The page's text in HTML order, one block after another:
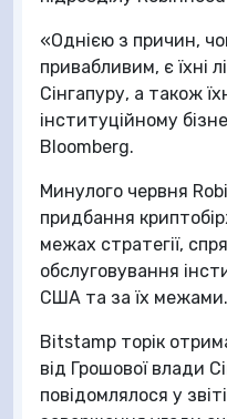
«Однією з причин,
привабливим, є їхні
Сінгапуру, а також
інституційному
Bloomberg.
Минулого червня
придбання
межах стратегії,
обслуговування
США та за їх межами.
Bitstamp торік
від Грошової влади
повідомлялося у